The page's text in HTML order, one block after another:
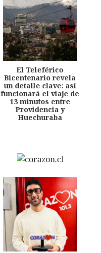
El Teleférico
Bicentenario revela
un detalle clave: así
funcionará el viaje de
13 minutos entre
Providencia y
Huechuraba